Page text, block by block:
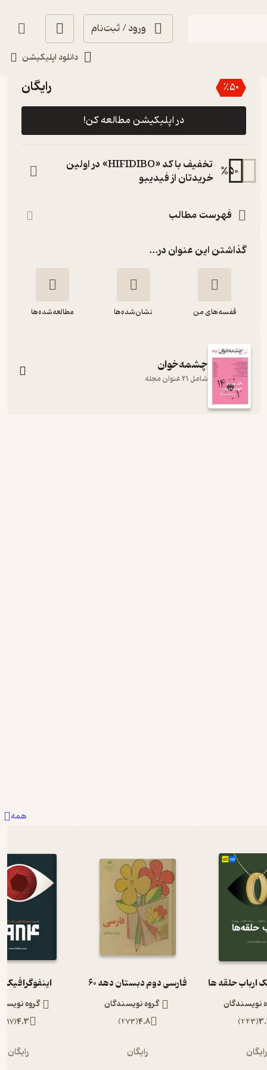
ورود / ثبت‌نام
دانلود اپلیکیشن
٪50 رایگان
در اپلیکیشن مطالعه کن!
%50
تخفیف با کد «HIFIDIBO» در اولین
خریدتان از فیدیبو
فهرست مطالب
گذاشتن این عنوان در...
قفسه‌های من نشان‌شده‌ها مطالعه‌شده‌ها
چشمه‌خوان
شامل 21 عنوان مجله
همه
ارباب حلقه ها
نویسندگان
(
243
)
رایگان
فارسی دوم دبستان دهه 60
گروه نویسندگان
4.8
(
273
)
رایگان
اینفوگرافیک 1984
گروه
4.3
(
117
رایگان